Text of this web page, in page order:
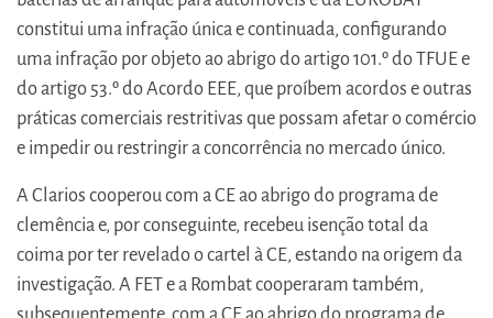
constitui uma infração única e continuada, configurando
uma infração por objeto ao abrigo do artigo 101.º do TFUE e
do artigo 53.º do Acordo EEE, que proíbem acordos e outras
práticas comerciais restritivas que possam afetar o comércio
e impedir ou restringir a concorrência no mercado único.
A Clarios cooperou com a CE ao abrigo do programa de
clemência e, por conseguinte, recebeu isenção total da
coima por ter revelado o cartel à CE, estando na origem da
investigação. A FET e a Rombat cooperaram também,